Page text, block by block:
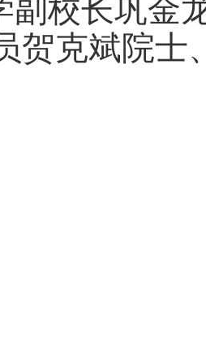
副校长巩金
贺克斌院士